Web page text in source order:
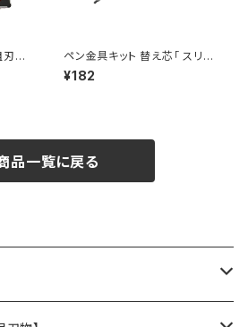
刃物
ペン金具キット 替え芯「 スリム
ラインプロ」「シエラ」「ポラリス」
ボールペン用
¥182
品一覧に戻る